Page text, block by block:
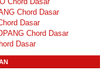
Chord Dasar
Dasar
Chord Dasar
Dasar